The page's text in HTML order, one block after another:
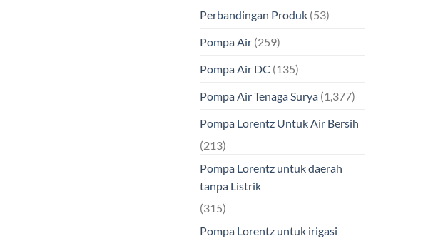
Perbandingan Produk(53)
Pompa Air(259)
Pompa Air DC (135)
Pompa Air Tenaga Surya(1,377)
Pompa Lorentz Untuk Air Bersih
(213)
Pompa Lorentz untuk daerah
tanpa Listrik
(315)
Pompa Lorentz untuk irigasi